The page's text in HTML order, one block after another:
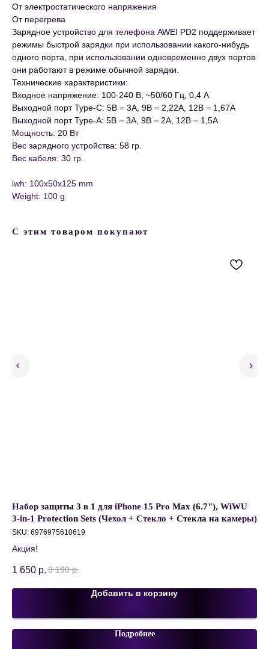
От электростатического напряжения
От перегрева
Зарядное устройство для телефона AWEI PD2 поддерживает
режимы быстрой зарядки при использовании какого-нибудь
одного порта, при использовании одновременно двух портов
они работают в режиме обычной зарядки.
Технические характеристики:
Входное напряжение: 100-240 В, ~50/60 Гц, 0,4 А
Выходной порт Type-C: 5В ⎓ 3А, 9В ⎓ 2,22А, 12В ⎓ 1,67А
Выходной порт Type-A: 5В ⎓ 3А, 9В ⎓ 2А, 12В ⎓ 1,5А
Мощность: 20 Вт
Вес зарядного устройства: 58 гр.
Вес кабеля: 30 гр.
lwh: 100x50x125 mm
Weight: 100 g
С этим товаром покупают
Набор защиты 3 в 1 для iPhone 15 Pro Max (6.7"), WiWU
3-in-1 Protection Sets (Чехол + Стекло + Стекла на камеры)
SKU: 6976975610619
Акция!
1 650 р. 3 190 р.
Добавить в корзину
Подробнее